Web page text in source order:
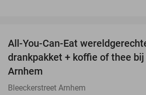
All-You-Can-Eat
drankpakket + koffie of thee
Arnhem
Bleeckerstreet Arnhem